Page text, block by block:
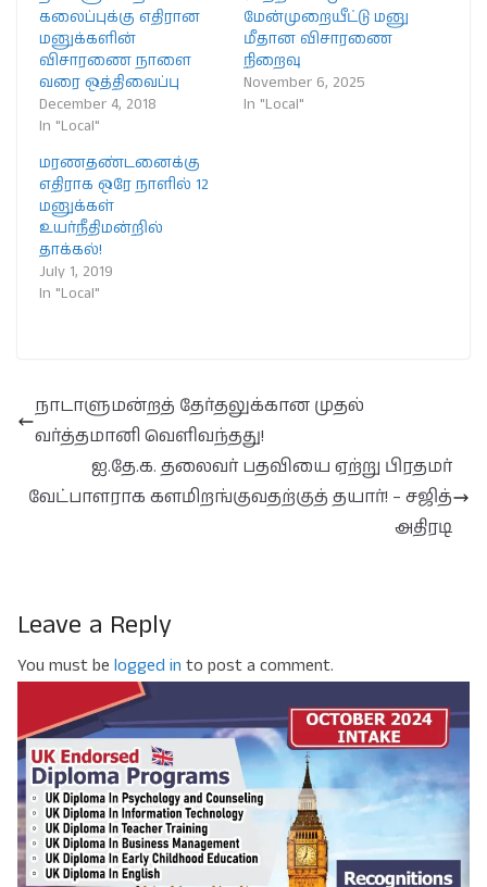
கலைப்புக்கு எதிரான
மனுக்களின்
விசாரணை நாளை
வரை ஒத்திவைப்பு
December 4, 2018
In "Local"
மேன்முறையீட்டு மனு
மீதான விசாரணை
நிறைவு
November 6, 2025
In "Local"
மரணதண்டனைக்கு
எதிராக ஒரே நாளில் 12
மனுக்கள்
உயர்நீதிமன்றில்
தாக்கல்!
July 1, 2019
In "Local"
நாடாளுமன்றத் தேர்தலுக்கான முதல்
வர்த்தமானி வெளிவந்தது!
ஐ.தே.க. தலைவர் பதவியை ஏற்று பிரதமர்
வேட்பாளராக களமிறங்குவதற்குத் தயார்! – சஜித்
அதிரடி
Leave a Reply
You must be logged in to post a comment.